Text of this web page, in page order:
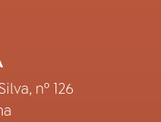
nº 126